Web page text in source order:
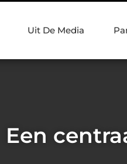
Uit De Media
Een